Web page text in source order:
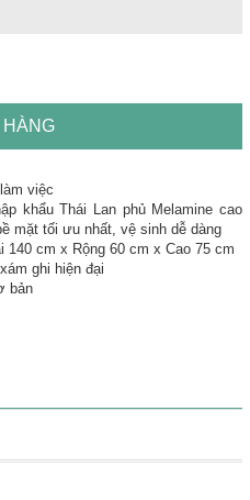
HÀNG
việc
khẩu Thái Lan phủ Melamine cao
mặt tối ưu nhất, vệ sinh dễ dàng
140 cm x Rộng 60 cm x Cao 75 cm
ghi hiện đại
bản